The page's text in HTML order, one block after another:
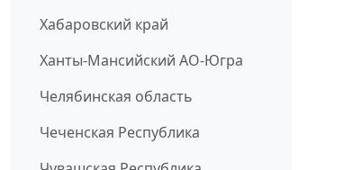
Хабаровский край
Ханты-Мансийский АО-Югра
Челябинская область
Чеченская Республика